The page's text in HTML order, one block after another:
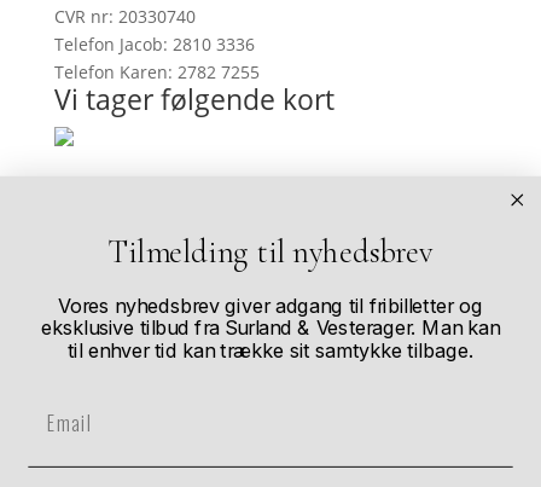
CVR nr: 20330740
Telefon Jacob: 2810 3336
Telefon Karen: 2782 7255
Vi tager følgende kort
I vores webshop kan du se et udvalg af de
kunstværker vi har til salg. Skulle du have forelsket
dig i et billede, som ikke er i vores webshop, så
kontakt os og så hjælper vi dig derfra.
De fleste af vores værker kan købes i flere forskellige
Tilmelding til nyhedsbrev
Vores nyhedsbrev giver adgang til fribilletter og
eksklusive tilbud fra Surland & Vesterager. Man kan
til enhver tid kan trække sit samtykke tilbage.
Email